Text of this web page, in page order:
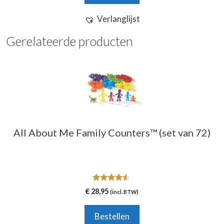
Verlanglijst
Gerelateerde producten
All About Me Family Counters™ (set van 72)
4.33
van 5
€ 28,95 (incl. BTW)
Bestellen